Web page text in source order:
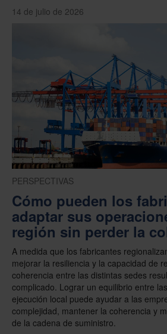
14 de julio de 2026
PERSPECTIVAS
Cómo pueden los
adaptar sus
región sin perder la
A medida que los fabricantes
mejorar la resiliencia y la capacidad de
coherencia entre las distintas sedes
complicado. Lograr un equilibrio entre
ejecución local puede ayudar a las
complejidad, mantener la coherencia y
de la cadena de suministro.